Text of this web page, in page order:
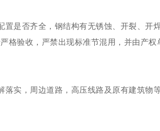
是否齐全，钢结构有无锈蚀、开裂、开
验收，严禁出现标准节混用，并由产权
实，周边道路，高压线路及原有建筑物